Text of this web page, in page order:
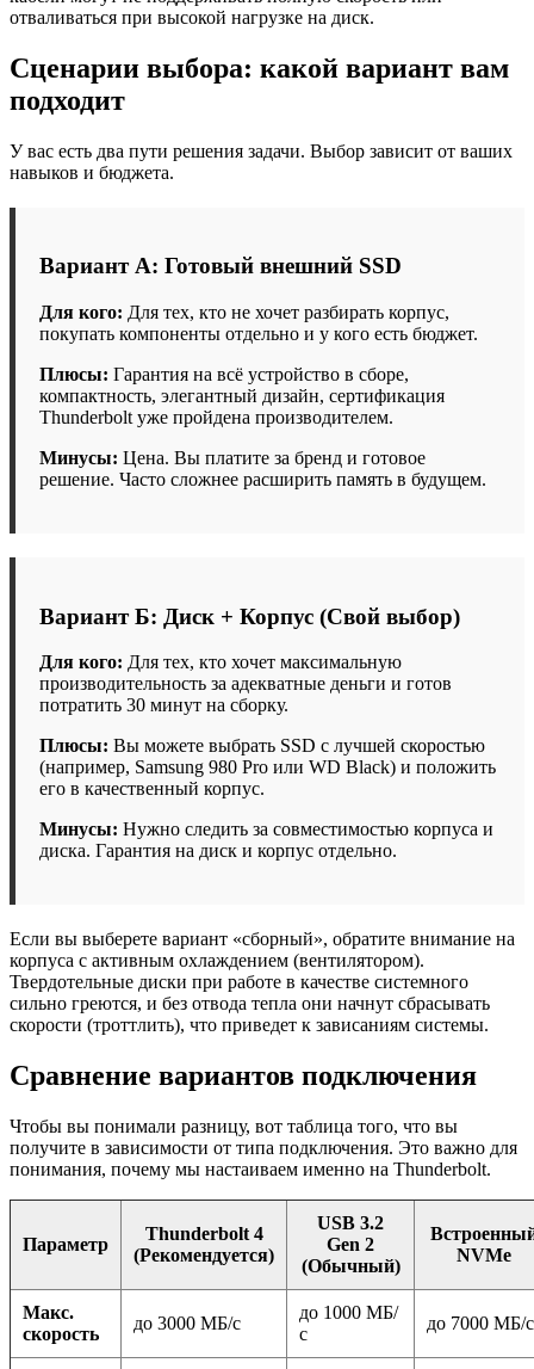
отваливаться при высокой нагрузке на диск.
Сценарии выбора: какой вариант вам
подходит
У вас есть два пути решения задачи. Выбор зависит от ваших
навыков и бюджета.
Вариант А: Готовый внешний SSD
Для кого: Для тех, кто не хочет разбирать корпус,
покупать компоненты отдельно и у кого есть бюджет.
Плюсы: Гарантия на всё устройство в сборе,
компактность, элегантный дизайн, сертификация
Thunderbolt уже пройдена производителем.
Минусы: Цена. Вы платите за бренд и готовое
решение. Часто сложнее расширить память в будущем.
Вариант Б: Диск + Корпус (Свой выбор)
Для кого: Для тех, кто хочет максимальную
производительность за адекватные деньги и готов
потратить 30 минут на сборку.
Плюсы: Вы можете выбрать SSD с лучшей скоростью
(например, Samsung 980 Pro или WD Black) и положить
его в качественный корпус.
Минусы: Нужно следить за совместимостью корпуса и
диска. Гарантия на диск и корпус отдельно.
Если вы выберете вариант «сборный», обратите внимание на
корпуса с активным охлаждением (вентилятором).
Твердотельные диски при работе в качестве системного
сильно греются, и без отвода тепла они начнут сбрасывать
скорости (троттлить), что приведет к зависаниям системы.
Сравнение вариантов подключения
Чтобы вы понимали разницу, вот таблица того, что вы
получите в зависимости от типа подключения. Это важно для
понимания, почему мы настаиваем именно на Thunderbolt.
Параметр
Thunderbolt 4
(Рекомендуется)
USB 3.2
Gen 2
(Обычный)
NVMe
Макс.
скорость
до 3000 МБ/с
до 1000 МБ/
с
до 7000 МБ/с